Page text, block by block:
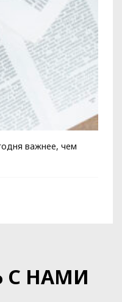
важнее, чем
С НАМИ